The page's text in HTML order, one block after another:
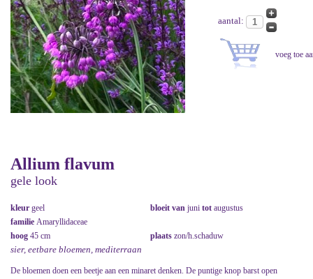
aantal:
Allium flavum
gele look
kleur geel bloeit van juni tot augustus
familie Amaryllidaceae
hoog 45 cm plaats zon/h.schaduw
sier, eetbare bloemen, mediterraan
De bloemen doen een beetje aan een minaret denken. De puntige knop barst open